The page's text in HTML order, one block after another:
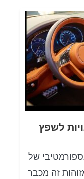
לשפץ
של
זה מכבר